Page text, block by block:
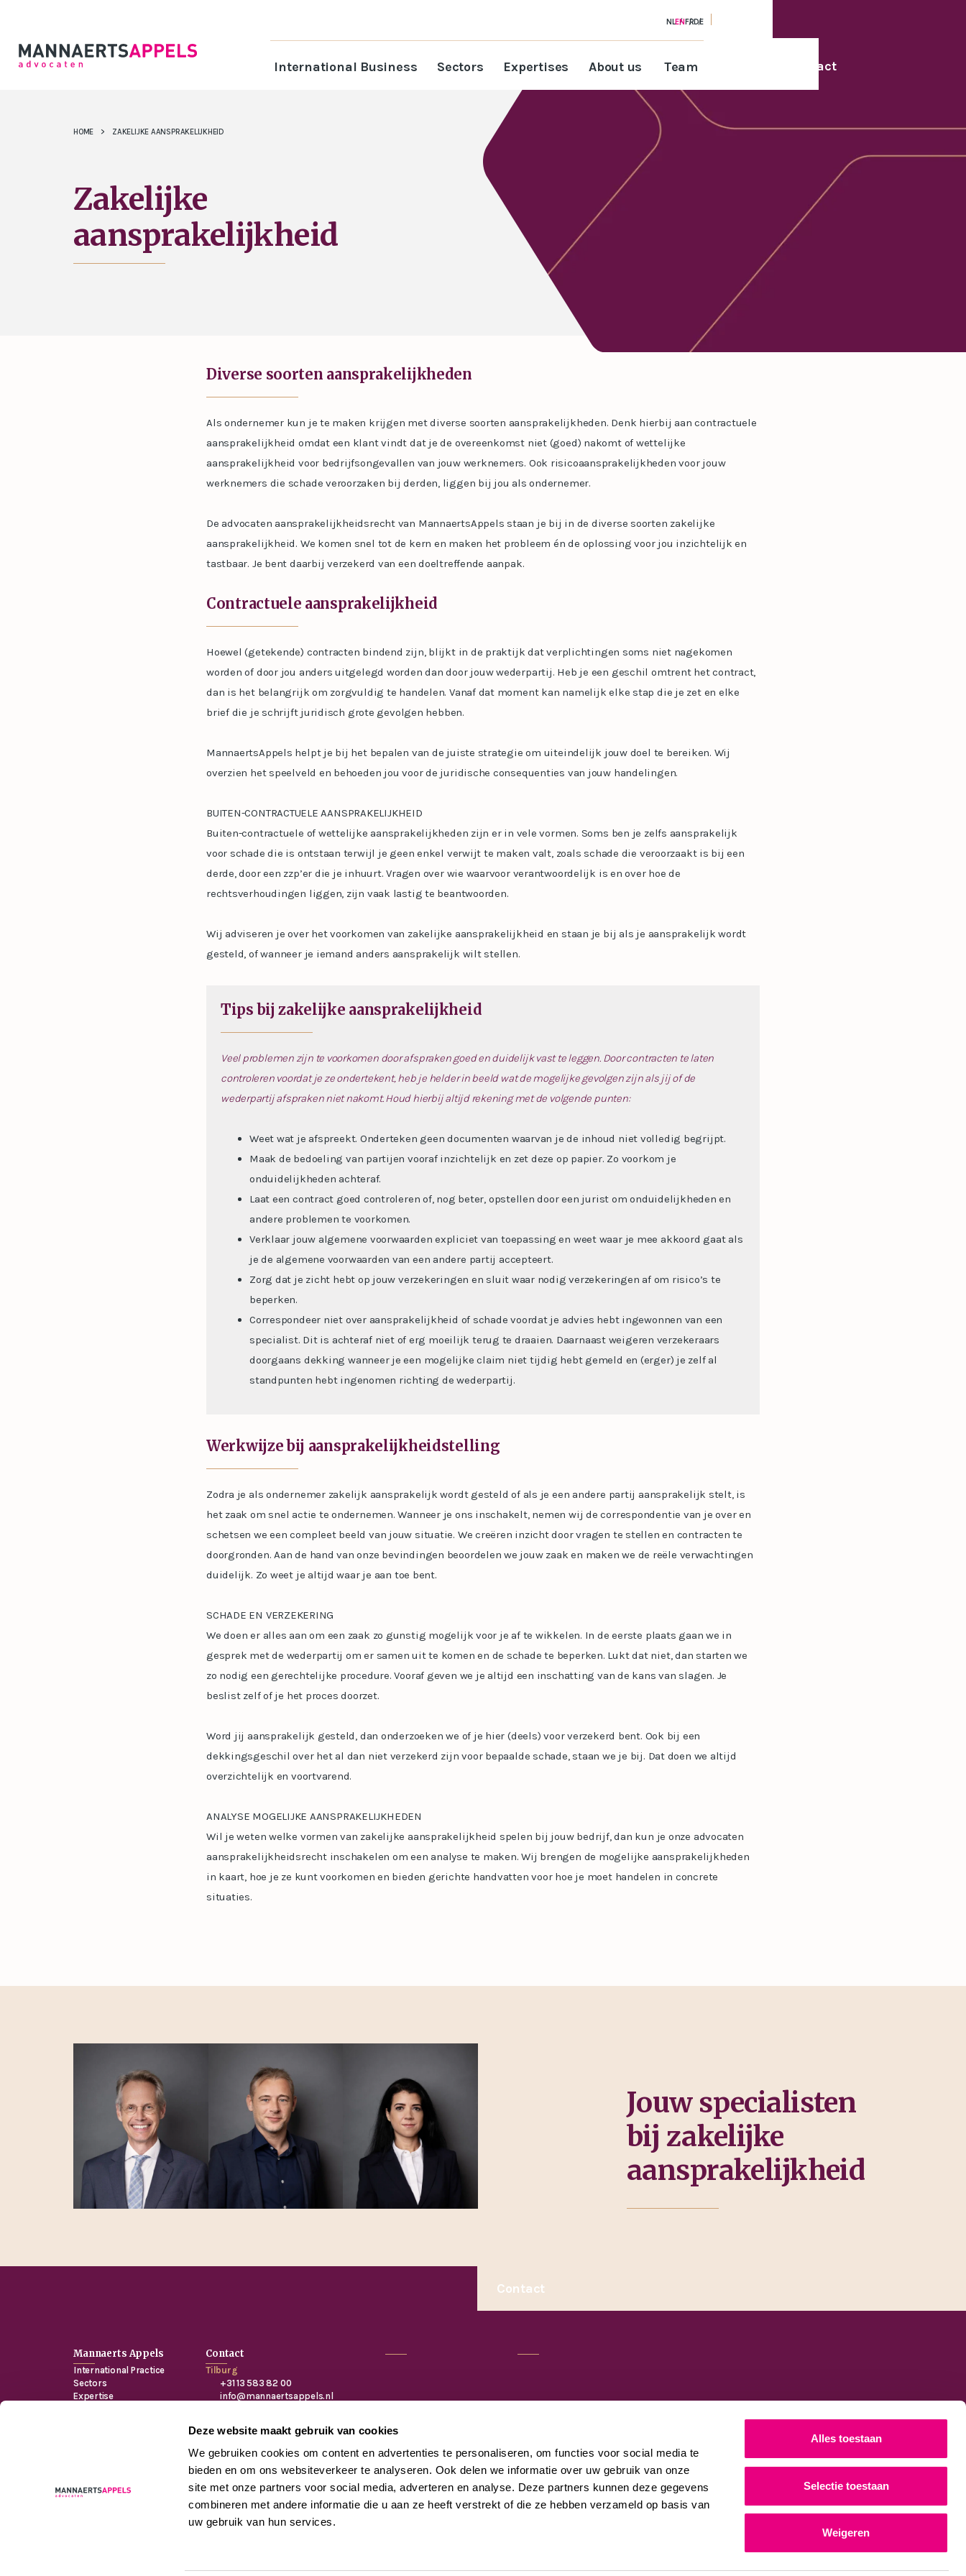
Deze website maakt gebruik van cookies
We gebruiken cookies om content en advertenties te personaliseren, om functies voor social media te
bieden en om ons websiteverkeer te analyseren. Ook delen we informatie over uw gebruik van onze
site met onze partners voor social media, adverteren en analyse. Deze partners kunnen deze gegevens
combineren met andere informatie die u aan ze heeft verstrekt of die ze hebben verzameld op basis van
uw gebruik van hun services.
Alles toestaan
Selectie toestaan
Weigeren
NLEN FRDE
International Business Sectors Expertises About us Team Contact
HOME > ZAKELIJKE AANSPRAKELIJKHEID
Zakelijke
aansprakelijkheid
Diverse soorten aansprakelijkheden
Als ondernemer kun je te maken krijgen met diverse soorten aansprakelijkheden. Denk hierbij aan contractuele
aansprakelijkheid omdat een klant vindt dat je de overeenkomst niet (goed) nakomt of wettelijke
aansprakelijkheid voor bedrijfsongevallen van jouw werknemers. Ook risicoaansprakelijkheden voor jouw
werknemers die schade veroorzaken bij derden, liggen bij jou als ondernemer.
De advocaten aansprakelijkheidsrecht van MannaertsAppels staan je bij in de diverse soorten zakelijke
aansprakelijkheid. We komen snel tot de kern en maken het probleem én de oplossing voor jou inzichtelijk en
tastbaar. Je bent daarbij verzekerd van een doeltreffende aanpak.
Contractuele aansprakelijkheid
Hoewel (getekende) contracten bindend zijn, blijkt in de praktijk dat verplichtingen soms niet nagekomen
worden of door jou anders uitgelegd worden dan door jouw wederpartij. Heb je een geschil omtrent het contract,
dan is het belangrijk om zorgvuldig te handelen. Vanaf dat moment kan namelijk elke stap die je zet en elke
brief die je schrijft juridisch grote gevolgen hebben.
MannaertsAppels helpt je bij het bepalen van de juiste strategie om uiteindelijk jouw doel te bereiken. Wij
overzien het speelveld en behoeden jou voor de juridische consequenties van jouw handelingen.
BUITEN-CONTRACTUELE AANSPRAKELIJKHEID
Buiten-contractuele of wettelijke aansprakelijkheden zijn er in vele vormen. Soms ben je zelfs aansprakelijk
voor schade die is ontstaan terwijl je geen enkel verwijt te maken valt, zoals schade die veroorzaakt is bij een
derde, door een zzp’er die je inhuurt. Vragen over wie waarvoor verantwoordelijk is en over hoe de
rechtsverhoudingen liggen, zijn vaak lastig te beantwoorden.
Wij adviseren je over het voorkomen van zakelijke aansprakelijkheid en staan je bij als je aansprakelijk wordt
gesteld, of wanneer je iemand anders aansprakelijk wilt stellen.
Tips bij zakelijke aansprakelijkheid
Veel problemen zijn te voorkomen door afspraken goed en duidelijk vast te leggen. Door contracten te laten
controleren voordat je ze ondertekent, heb je helder in beeld wat de mogelijke gevolgen zijn als jij of de
wederpartij afspraken niet nakomt. Houd hierbij altijd rekening met de volgende punten:
Weet wat je afspreekt. Onderteken geen documenten waarvan je de inhoud niet volledig begrijpt.
Maak de bedoeling van partijen vooraf inzichtelijk en zet deze op papier. Zo voorkom je
onduidelijkheden achteraf.
Laat een contract goed controleren of, nog beter, opstellen door een jurist om onduidelijkheden en
andere problemen te voorkomen.
Verklaar jouw algemene voorwaarden expliciet van toepassing en weet waar je mee akkoord gaat als
je de algemene voorwaarden van een andere partij accepteert.
Zorg dat je zicht hebt op jouw verzekeringen en sluit waar nodig verzekeringen af om risico’s te
beperken.
Correspondeer niet over aansprakelijkheid of schade voordat je advies hebt ingewonnen van een
specialist. Dit is achteraf niet of erg moeilijk terug te draaien. Daarnaast weigeren verzekeraars
doorgaans dekking wanneer je een mogelijke claim niet tijdig hebt gemeld en (erger) je zelf al
standpunten hebt ingenomen richting de wederpartij.
Werkwijze bij aansprakelijkheidstelling
Zodra je als ondernemer zakelijk aansprakelijk wordt gesteld of als je een andere partij aansprakelijk stelt, is
het zaak om snel actie te ondernemen. Wanneer je ons inschakelt, nemen wij de correspondentie van je over en
schetsen we een compleet beeld van jouw situatie. We creëren inzicht door vragen te stellen en contracten te
doorgronden. Aan de hand van onze bevindingen beoordelen we jouw zaak en maken we de reële verwachtingen
duidelijk. Zo weet je altijd waar je aan toe bent.
SCHADE EN VERZEKERING
We doen er alles aan om een zaak zo gunstig mogelijk voor je af te wikkelen. In de eerste plaats gaan we in
gesprek met de wederpartij om er samen uit te komen en de schade te beperken. Lukt dat niet, dan starten we
zo nodig een gerechtelijke procedure. Vooraf geven we je altijd een inschatting van de kans van slagen. Je
beslist zelf of je het proces doorzet.
Word jij aansprakelijk gesteld, dan onderzoeken we of je hier (deels) voor verzekerd bent. Ook bij een
dekkingsgeschil over het al dan niet verzekerd zijn voor bepaalde schade, staan we je bij. Dat doen we altijd
overzichtelijk en voortvarend.
ANALYSE MOGELIJKE AANSPRAKELIJKHEDEN
Wil je weten welke vormen van zakelijke aansprakelijkheid spelen bij jouw bedrijf, dan kun je onze advocaten
aansprakelijkheidsrecht inschakelen om een analyse te maken. Wij brengen de mogelijke aansprakelijkheden
in kaart, hoe je ze kunt voorkomen en bieden gerichte handvatten voor hoe je moet handelen in concrete
situaties.
Jouw specialisten
bij zakelijke
aansprakelijkheid
Contact
Mannaerts Appels
International Practice
Sectors
Expertise
Contact
Tilburg
+31 13 583 82 00
info@mannaertsappels.nl
+31 76 751 40 00
info@mannaertsappels.nl